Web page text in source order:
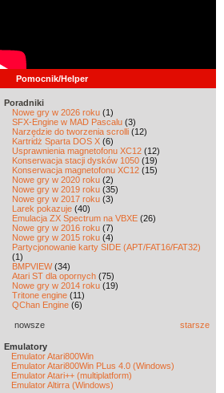
Pomocnik/Helper
Poradniki
Nowe gry w 2026 roku (1)
SFX-Engine w MAD Pascalu (3)
Narzędzie do tworzenia scrolli (12)
Kartridż Sparta DOS X (6)
Usprawnienia magnetofonu XC12 (12)
Konserwacja stacji dysków 1050 (19)
Konserwacja magnetofonu XC12 (15)
Nowe gry w 2020 roku (2)
Nowe gry w 2019 roku (35)
Nowe gry w 2017 roku (3)
Larek pokazuje (40)
Emulacja ZX Spectrum na VBXE (26)
Nowe gry w 2016 roku (7)
Nowe gry w 2015 roku (4)
Partycjonowanie karty SIDE (APT/FAT16/FAT32)
(1)
BMPVIEW(34)
Atari ST dla opornych (75)
Nowe gry w 2014 roku (19)
Tritone engine (11)
QChan Engine (6)
nowsze starsze
Emulatory
Emulator Atari800Win
Emulator Atari800Win PLus 4.0 (Windows)
Emulator Atari++ (multiplatform)
Emulator Altirra (Windows)